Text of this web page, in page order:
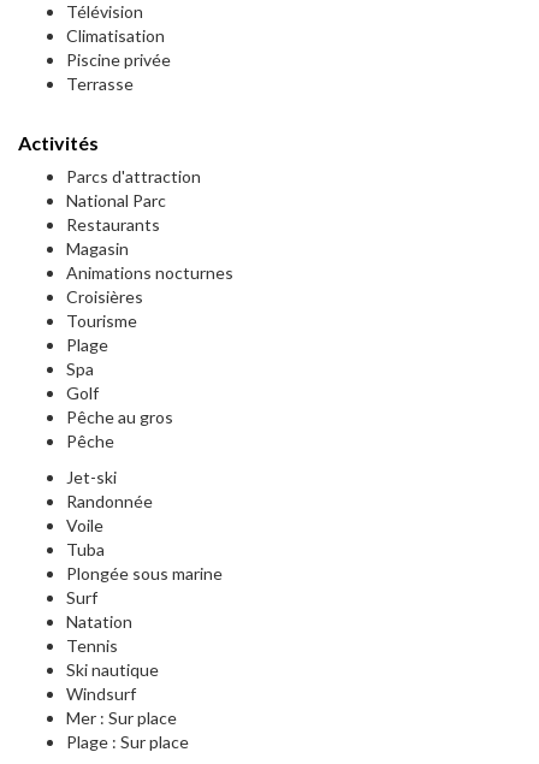
Télévision
Climatisation
Piscine privée
Terrasse
Activités
Parcs d'attraction
National Parc
Restaurants
Magasin
Animations nocturnes
Croisières
Tourisme
Plage
Spa
Golf
Pêche au gros
Pêche
Jet-ski
Randonnée
Voile
Tuba
Plongée sous marine
Surf
Natation
Tennis
Ski nautique
Windsurf
Mer : Sur place
Plage : Sur place